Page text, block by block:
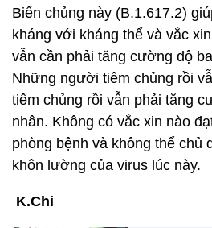
Biến chủng này (B.1.617.2)
kháng với kháng thể và vắc
vẫn cần phải tăng cường độ
Những người tiêm chủng rồi
tiêm chủng rồi vẫn phải tăng
nhân. Không có vắc xin nào
phòng bệnh và không thể chủ
khôn lường của virus lúc này.
K.Chi